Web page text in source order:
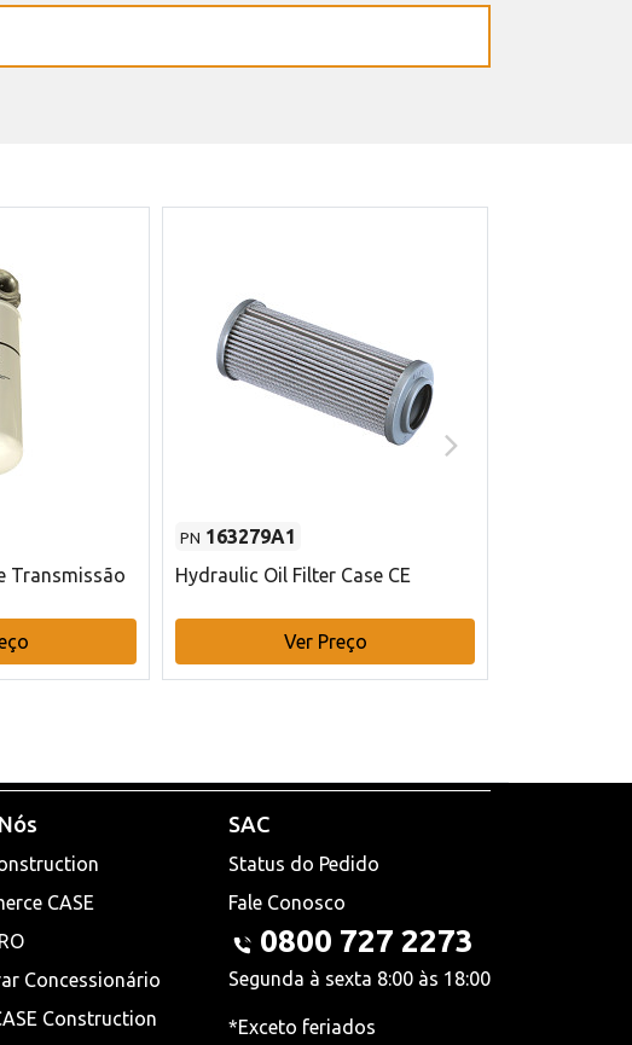
Transmissão
PN 163279A1
Hydraulic Oil Filter Case CE
Ver Preço
CASE
Concessionário
Construction
SAC
Status do Pedido
Fale Conosco
0800 727 2273
Segunda à sexta 8:00 às 18:00
*Exceto feriados